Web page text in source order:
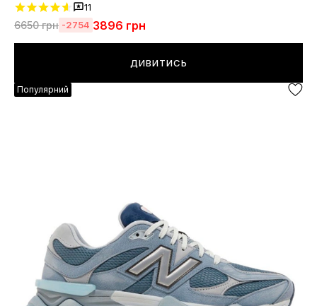
11
6650грн -2754 3896 грн
ДИВИТИСЬ
Популярний